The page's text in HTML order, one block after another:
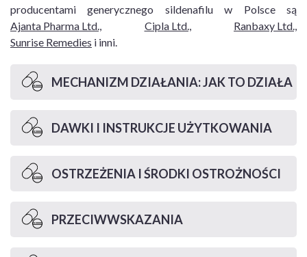
producentami generycznego sildenafilu w Polsce są
Ajanta Pharma Ltd.,
Cipla Ltd.,
Ranbaxy Ltd.,
Sunrise Remedies i inni.
MECHANIZM DZIAŁANIA: JAK TO DZIAŁA
DAWKI I INSTRUKCJE UŻYTKOWANIA
OSTRZEŻENIA I ŚRODKI OSTROŻNOŚCI
PRZECIWWSKAZANIA